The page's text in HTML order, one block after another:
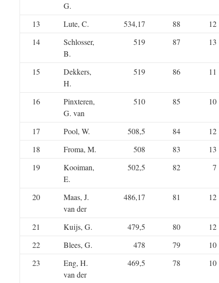
G.
13 Lute, C. 534,17 88
12
14
Schlosser,
B.
519 87 13
15
Dekkers,
H.
519 86 11
16
Pinxteren,
G. van
510 85 10
17 Pool, W. 508,5 84
12
18
Froma, M. 508 83
13
19
Kooiman,
E.
502,5 82 7
20
Maas, J.
van der
486,17 81 12
21 Kuijs, G. 479,5 80
12
22
Blees, G. 478 79
10
23
Eng, H.
van der
469,5 78 10